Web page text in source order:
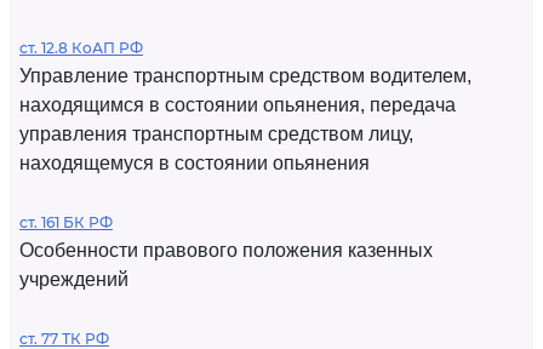
ст. 12.8 КоАП РФ
Управление транспортным средством водителем,
находящимся в состоянии опьянения, передача
управления транспортным средством лицу,
находящемуся в состоянии опьянения
ст. 161 БК РФ
Особенности правового положения казенных
учреждений
ст. 77 ТК РФ